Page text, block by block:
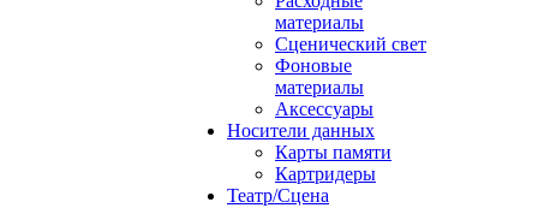
материалы
Сценический свет
Фоновые
материалы
Аксессуары
Носители данных
Карты памяти
Картридеры
Театр/Сцена